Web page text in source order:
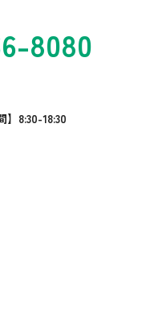
8080
】8:30-18:30